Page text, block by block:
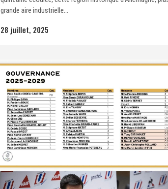
grande aire industrielle...
28 juillet, 2025